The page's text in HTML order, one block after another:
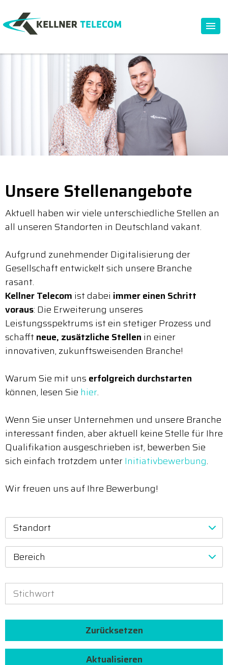
Unsere Stellenangebote
Aktuell haben wir viele unterschiedliche Stellen an
all unseren Standorten in Deutschland vakant.
Aufgrund zunehmender Digitalisierung der
Gesellschaft entwickelt sich unsere Branche
rasant.
Kellner Telecom ist dabei immer einen Schritt
voraus: Die Erweiterung unseres
Leistungsspektrums ist ein stetiger Prozess und
schafftneue, zusätzliche Stellen in einer
innovativen, zukunftsweisenden Branche!
Warum Sie mit uns erfolgreich durchstarten
können, lesen Sie hier.
Wenn Sie unser Unternehmen und unsere Branche
interessant finden, aber aktuell keine Stelle für Ihre
Qualifikation ausgeschrieben ist, bewerben Sie
sich einfach trotzdem unterInitiativbewerbung.
Wir freuen uns auf Ihre Bewerbung!
Standort
Bereich
Zurücksetzen
Aktualisieren